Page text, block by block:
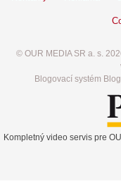
© OUR MEDIA SR a. s.
Blogovací systém
Kompletný video servis pre